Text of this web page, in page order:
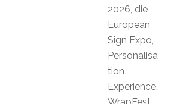
2026, die
European
Sign Expo,
Personalisa
tion
Experience,
WrapFest